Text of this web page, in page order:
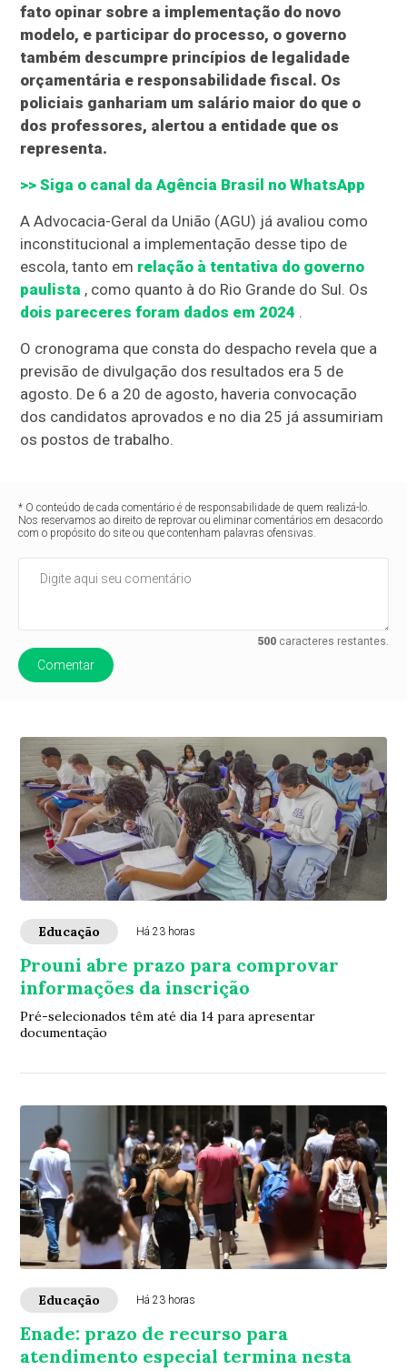
fato opinar sobre a implementação do novo
modelo, e participar do processo, o governo
também descumpre princípios de legalidade
orçamentária e responsabilidade fiscal. Os
policiais ganhariam um salário maior do que o
dos professores, alertou a entidade que os
representa.
>> Siga o canal daAgência Brasil no WhatsApp
A Advocacia-Geral da União (AGU) já avaliou como
inconstitucional a implementação desse tipo de
escola, tanto em relação à tentativa do governo
paulista , como quanto à do Rio Grande do Sul. Os
dois pareceres foram dados em 2024 .
O cronograma que consta do despacho revela que a
previsão de divulgação dos resultados era 5 de
agosto. De 6 a 20 de agosto, haveria convocação
dos candidatos aprovados e no dia 25 já assumiriam
os postos de trabalho.
* O conteúdo de cada comentário é de responsabilidade de quem realizá-lo.
Nos reservamos ao direito de reprovar ou eliminar comentários em desacordo
com o propósito do site ou que contenham palavras ofensivas.
500caracteres restantes.
Comentar
Educação Há 23 horas
Prouni abre prazo para comprovar
informações da inscrição
Pré-selecionados têm até dia 14 para apresentar
documentação
Educação Há 23 horas
Enade: prazo de recurso para
atendimento especial termina nesta